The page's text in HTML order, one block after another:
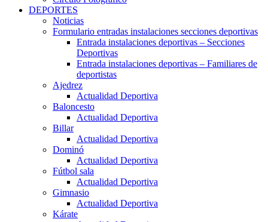
DEPORTES
Noticias
Formulario entradas instalaciones secciones deportivas
Entrada instalaciones deportivas – Secciones
Deportivas
Entrada instalaciones deportivas – Familiares de
deportistas
Ajedrez
Actualidad Deportiva
Baloncesto
Actualidad Deportiva
Billar
Actualidad Deportiva
Dominó
Actualidad Deportiva
Fútbol sala
Actualidad Deportiva
Gimnasio
Actualidad Deportiva
Kárate